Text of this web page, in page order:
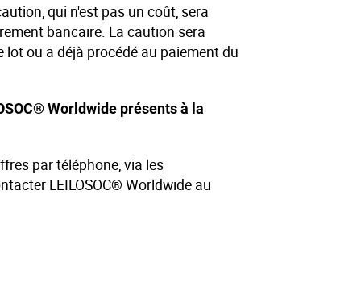
qui n'est pas un coût, sera
bancaire. La caution sera
ou a déjà procédé au paiement du
Worldwide présents à la
par téléphone, via les
LEILOSOC® Worldwide au